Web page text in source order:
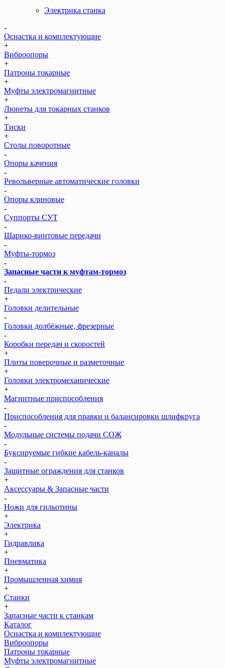
Электрика станка
-
Оснастка и комплектующие
+
Виброопоры
+
Патроны токарные
+
Муфты электромагнитные
+
Люнеты для токарных станков
+
Тиски
+
Столы поворотные
-
Опоры качения
-
Револьверные автоматические головки
-
Опоры клиновые
-
Суппорты СУТ
-
Шарико-винтовые передачи
-
Муфты-тормоз
-
Запасные части к муфтам-тормоз
-
Педали электрические
+
Головки делительные
-
Головки долбёжные, фрезерные
-
Коробки передач и скоростей
+
Плиты поверочные и разметочные
+
Головки электромеханические
+
Магнитные приспособления
-
Приспособления для правки и балансировки шлифкруга
-
Модульные системы подачи СОЖ
-
Буксируемые гибкие кабель-каналы
-
Защитные ограждения для станков
+
Аксессуары & Запасные части
-
Ножи для гильотины
+
Электрика
+
Гидравлика
+
Пневматика
+
Промышленная химия
+
Станки
+
Запасные части к станкам
Каталог
Оснастка и комплектующие
Виброопоры
Патроны токарные
Муфты электромагнитные